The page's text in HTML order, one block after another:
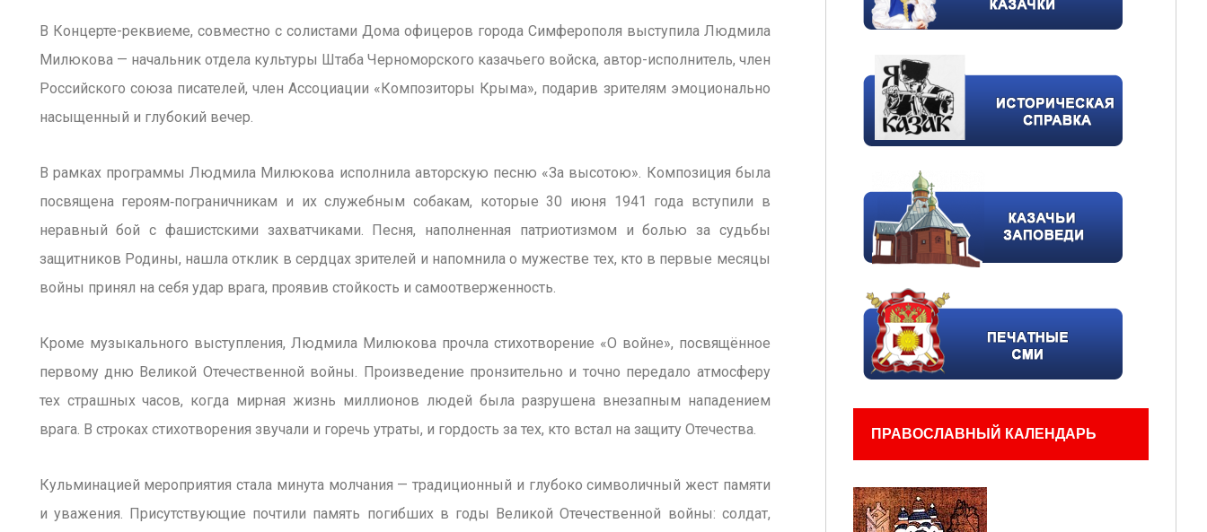
В Концерте-реквиеме, совместно с солистами Дома офицеров города Симферополя выступила Людмила
Милюкова — начальник отдела культуры Штаба Черноморского казачьего войска, автор-исполнитель, член
Российского союза писателей, член Ассоциации «Композиторы Крыма», подарив зрителям эмоционально
насыщенный и глубокий вечер.
В рамках программы Людмила Милюкова исполнила авторскую песню «За высотою». Композиция была
посвящена героям‑пограничникам и их служебным собакам, которые 30 июня 1941 года вступили в
неравный бой с фашистскими захватчиками. Песня, наполненная патриотизмом и болью за судьбы
защитников Родины, нашла отклик в сердцах зрителей и напомнила о мужестве тех, кто в первые месяцы
войны принял на себя удар врага, проявив стойкость и самоотверженность.
Кроме музыкального выступления, Людмила Милюкова прочла стихотворение «О войне», посвящённое
первому дню Великой Отечественной войны. Произведение пронзительно и точно передало атмосферу
тех страшных часов, когда мирная жизнь миллионов людей была разрушена внезапным нападением
врага. В строках стихотворения звучали и горечь утраты, и гордость за тех, кто встал на защиту Отечества.
Кульминацией мероприятия стала минута молчания — традиционный и глубоко символичный жест памяти
и уважения. Присутствующие почтили память погибших в годы Великой Отечественной войны: солдат,
ПРАВОСЛАВНЫЙ КАЛЕНДАРЬ